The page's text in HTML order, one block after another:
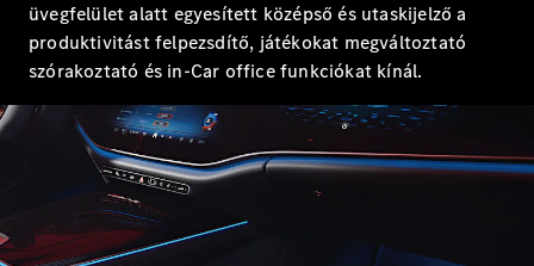
Kompaktlimuzin
Konfigurátor
Online
Bemutatóterem
Coupé
üvegfelület alatt egyesített középső és utaskijelző a
produktivitást felpezsdítő, játékokat megváltoztató
szórakoztató és in-Car office funkciókat kínál.